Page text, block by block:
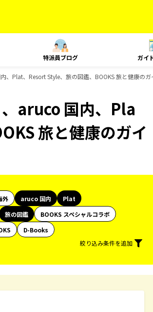
特派員ブログ ガイ
、Plat、Resort Style、旅の図鑑、BOOKS 旅と健康の
aruco 国内、Pla
旅と健康のガイ
外 aruco 国内
Plat
旅の図鑑
BOOKS スペシャルコラボ
D-Books
絞り込み条件を追加